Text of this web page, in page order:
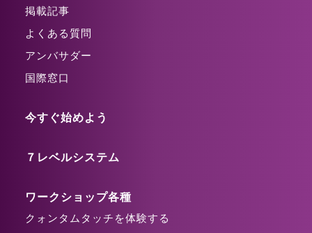
掲載記事
よくある質問
アンバサダー
国際窓口
今すぐ始めよう
７レベルシステム
ワークショップ各種
クォンタムタッチを体験する